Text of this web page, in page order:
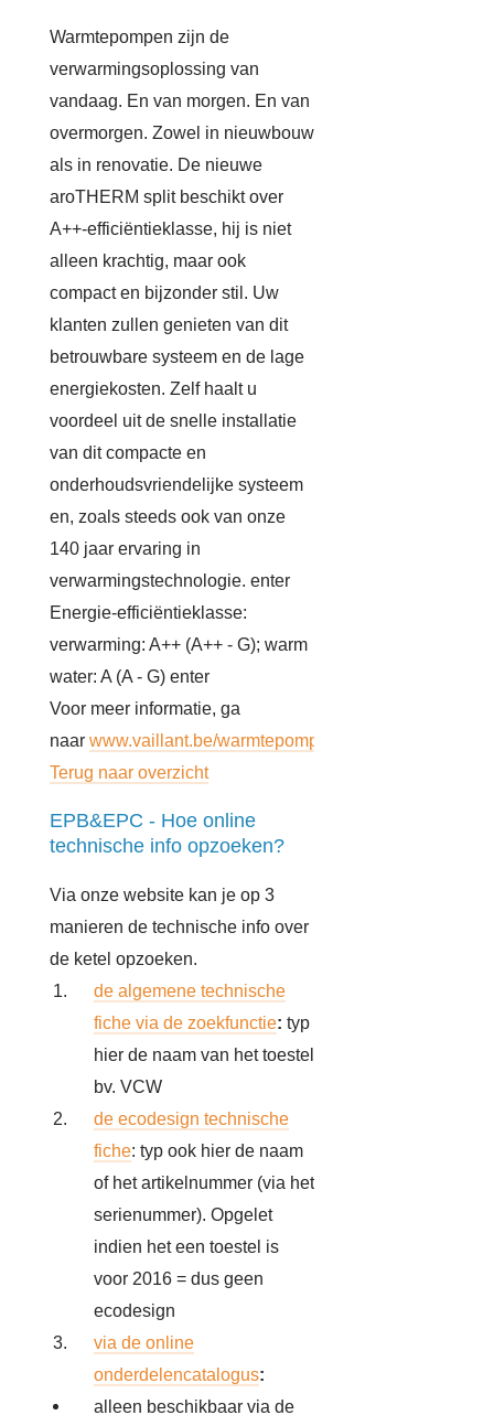
Warmtepompen zijn de
verwarmingsoplossing van
vandaag. En van morgen. En van
overmorgen. Zowel in nieuwbouw
als in renovatie. De nieuwe
aroTHERM split beschikt over
A++-efficiëntieklasse, hij is niet
alleen krachtig, maar ook
compact en bijzonder stil. Uw
klanten zullen genieten van dit
betrouwbare systeem en de lage
energiekosten. Zelf haalt u
voordeel uit de snelle installatie
van dit compacte en
onderhoudsvriendelijke systeem
en, zoals steeds ook van onze
140 jaar ervaring in
verwarmingstechnologie. enter
Energie-efficiëntieklasse:
verwarming: A++ (A++ - G); warm
water: A (A - G) enter
Voor meer informatie, ga
naar www.vaillant.be/warmtepomp.
Terug naar overzicht
EPB&EPC - Hoe online
technische info opzoeken?
Via onze website kan je op 3
manieren de technische info over
de ketel opzoeken.
de algemene technische
fiche via de zoekfunctie: typ
hier de naam van het toestel
bv. VCW
de ecodesign technische
fiche: typ ook hier de naam
of het artikelnummer (via het
serienummer). Opgelet
indien het een toestel is
voor 2016 = dus geen
ecodesign
via de online
onderdelencatalogus:
alleen beschikbaar via de